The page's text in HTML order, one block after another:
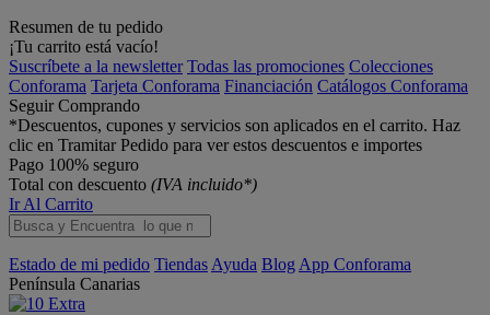
Resumen de tu pedido
¡Tu carrito está vacío!
Suscríbete a la newsletter Todas las promociones Colecciones
Conforama Tarjeta Conforama Financiación Catálogos Conforama
Seguir Comprando
*Descuentos, cupones y servicios son aplicados en el carrito. Haz
clic en Tramitar Pedido para ver estos descuentos e importes
Pago 100% seguro
Total con descuento (IVA incluido*)
Ir Al Carrito
Estado de mi pedido Tiendas Ayuda Blog App Conforama
Península Canarias